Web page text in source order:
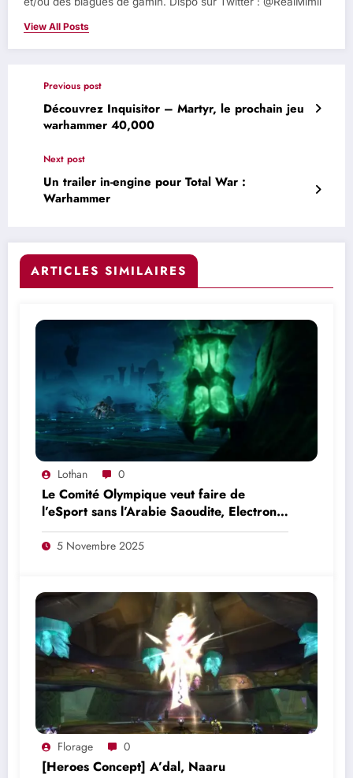
View All Posts
Previous post
Découvrez Inquisitor – Martyr, le prochain jeu
warhammer 40,000
Next post
Un trailer in-engine pour Total War :
Warhammer
ARTICLES SIMILAIRES
Lothan 0
Le Comité Olympique veut faire de
l’eSport sans l’Arabie Saoudite, Electronic
Arts et MBS sont toujours là
5 Novembre 2025
Florage 0
[Heroes Concept] A’dal, Naaru